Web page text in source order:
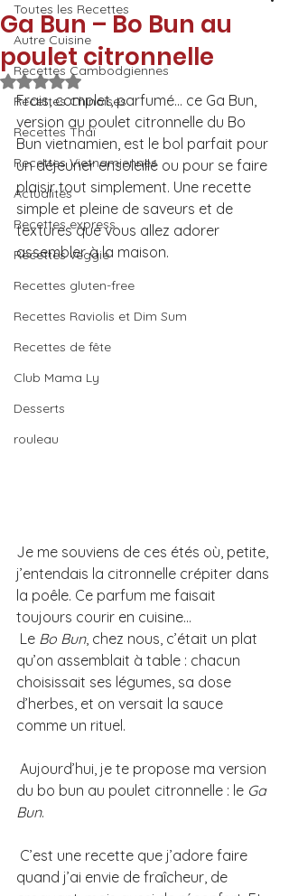
Toutes les Recettes
Autre Cuisine
Recettes Cambodgiennes
Recettes Chinoises
Recettes Thaï
Recettes Vietnamiennes
Actualités
Recettes express
Recettes veggie
Recettes gluten-free
Recettes Raviolis et Dim Sum
Recettes de fête
Club Mama Ly
Desserts
rouleau
Ga Bun – Bo Bun au
poulet citronnelle
Noté NaN étoiles sur 5.
Frais, complet, parfumé… ce Ga Bun,
version au poulet citronnelle du Bo
Bun vietnamien, est le bol parfait pour
un déjeuner ensoleillé ou pour se faire
plaisir tout simplement. Une recette
simple et pleine de saveurs et de
textures que vous allez adorer
assembler à la maison.
Je me souviens de ces étés où, petite,
j’entendais la citronnelle crépiter dans
la poêle. Ce parfum me faisait
toujours courir en cuisine…
Le Bo Bun, chez nous, c’était un plat
qu’on assemblait à table : chacun
choisissait ses légumes, sa dose
d’herbes, et on versait la sauce
comme un rituel.
du bo bun au poulet citronnelle : le Ga
Bun.
quand j’ai envie de fraîcheur, de